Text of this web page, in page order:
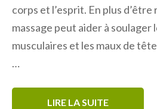
corps et l’esprit. En plus
massage peut aider à soulager
musculaires et les maux de
…
LIRE LA SUITE